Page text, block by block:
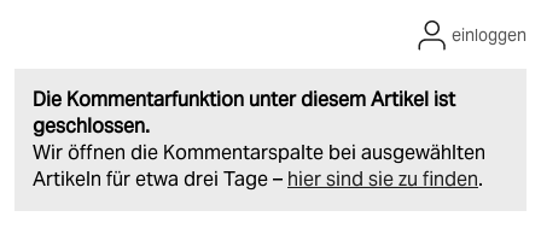
Die Kommentarfunktion unter diesem Artikel ist
geschlossen.
Wir öffnen die Kommentarspalte bei ausgewählten
Artikeln für etwa drei Tage – hier sind sie zu finden.
einloggen